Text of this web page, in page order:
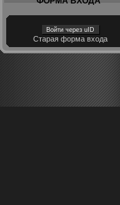
Войти через uID
Старая форма входа